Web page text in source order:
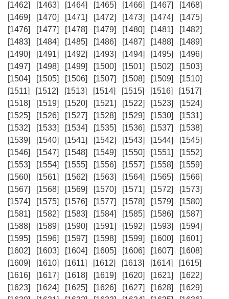
[1462]
[1463] [1464] [1465] [1466] [1467]
[1468]
[1469]
[1470] [1471] [1472] [1473] [1474]
[1475]
[1476]
[1477] [1478] [1479] [1480] [1481]
[1482]
[1483]
[1484] [1485] [1486] [1487] [1488]
[1489]
[1490]
[1491] [1492] [1493] [1494] [1495]
[1496]
[1497]
[1498] [1499] [1500] [1501] [1502]
[1503]
[1504]
[1505] [1506] [1507] [1508] [1509]
[1510]
[1511]
[1512] [1513] [1514] [1515] [1516]
[1517]
[1518]
[1519] [1520] [1521] [1522] [1523]
[1524]
[1525]
[1526] [1527] [1528] [1529] [1530]
[1531]
[1532]
[1533] [1534] [1535] [1536] [1537]
[1538]
[1539]
[1540] [1541] [1542] [1543] [1544]
[1545]
[1546]
[1547] [1548] [1549] [1550] [1551]
[1552]
[1553]
[1554] [1555] [1556] [1557] [1558]
[1559]
[1560]
[1561] [1562] [1563] [1564] [1565]
[1566]
[1567]
[1568] [1569] [1570] [1571] [1572]
[1573]
[1574]
[1575] [1576] [1577] [1578] [1579]
[1580]
[1581]
[1582] [1583] [1584] [1585] [1586]
[1587]
[1588]
[1589] [1590] [1591] [1592] [1593]
[1594]
[1595]
[1596] [1597] [1598] [1599] [1600]
[1601]
[1602]
[1603] [1604] [1605] [1606] [1607]
[1608]
[1609]
[1610] [1611] [1612] [1613] [1614]
[1615]
[1616]
[1617] [1618] [1619] [1620] [1621]
[1622]
[1623]
[1624] [1625] [1626] [1627] [1628]
[1629]